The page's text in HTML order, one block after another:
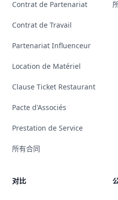
Contrat de Partenariat
Contrat de Travail
Partenariat Influenceur
Location de Matériel
Clause Ticket Restaurant
Pacte d'Associés
Prestation de Service
所有合同
对比